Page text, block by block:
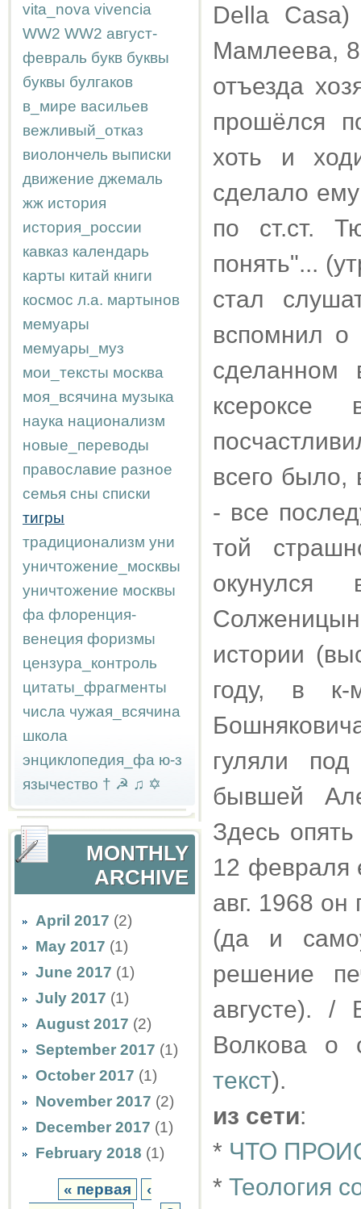
vita_nova vivencia
WW2 WW2 август-
февраль букв буквы
буквы булгаков
в_мире васильев
вежливый_отказ
виолончель выписки
движение джемаль
жж история
история_россии
кавказ календарь
карты китай книги
космос л.а. мартынов
мемуары
мемуары_муз
мои_тексты москва
моя_всячина музыка
наука национализм
новые_переводы
православие разное
семья сны списки
тигры
традиционализм уни
уничтожение_москвы
уничтожение москвы
фа флоренция-
венеция форизмы
цензура_контроль
цитаты_фрагменты
числа чужая_всячина
школа
энциклопедия_фа ю-з
язычество † ☭ ♫ ✡
MONTHLY
ARCHIVE
April 2017 (2)
May 2017 (1)
June 2017 (1)
July 2017 (1)
August 2017 (2)
September 2017 (1)
October 2017 (1)
November 2017 (2)
December 2017 (1)
February 2018 (1)
« первая
‹
Della
Мамлеева,
отъезда
прошёлся
хоть и
сделало
по ст.ст.
понять"...
стал
вспомнил о
сделанном
всего было,
- все
той
истории
году, в к-
гуляли
бывшей
Здесь
12 февраля
авг. 1968
(да и
решение
августе). /
Волкова о
текст).
из сети:
* ЧТО
* Теология